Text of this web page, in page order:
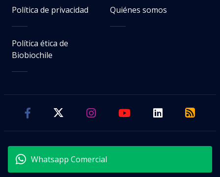
Política de privacidad Quiénes somos
Política ética de
Biobiochile
Whatsapp Comercial